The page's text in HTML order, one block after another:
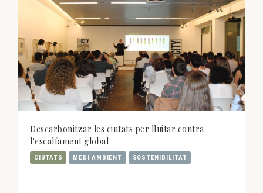
Descarbonitzar les ciutats per lluitar contra
l'escalfament global
CIUTATS MEDI AMBIENT SOSTENIBILITAT